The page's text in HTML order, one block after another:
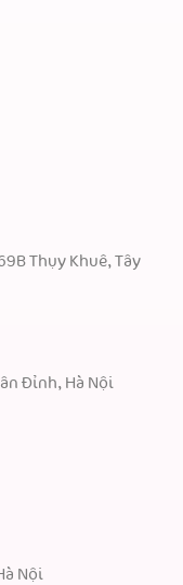
Thụy Khuê, Tây
Đỉnh, Hà Nội
Nội